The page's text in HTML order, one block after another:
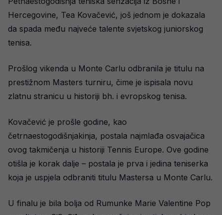
Hercegovine, Tea Kovačević, još jednom je dokazala
da spada među najveće talente svjetskog juniorskog
tenisa.
Prošlog vikenda u Monte Carlu odbranila je titulu na
prestižnom Masters turniru, čime je ispisala novu
zlatnu stranicu u historiji bh. i evropskog tenisa.
Kovačević je prošle godine, kao
četrnaestogodišnjakinja, postala najmlađa osvajačica
ovog takmičenja u historiji Tennis Europe. Ove godine
otišla je korak dalje – postala je prva i jedina teniserka
koja je uspjela odbraniti titulu Mastersa u Monte Carlu.
U finalu je bila bolja od Rumunke Marie Valentine Pop